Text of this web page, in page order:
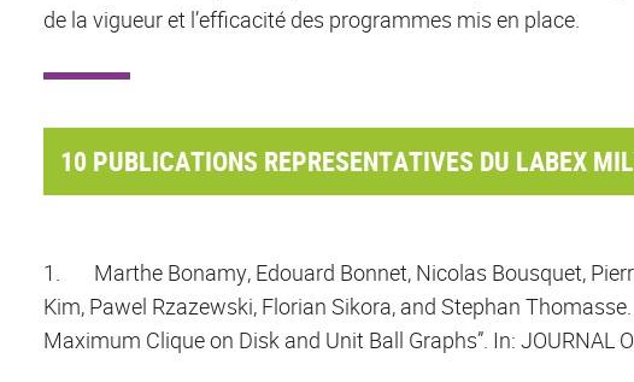
de la vigueur et l’efficacité des programmes mis en place.
10 PUBLICATIONS REPRESENTATIVES DU LABEX
1.
Marthe Bonamy, Edouard Bonnet, Nicolas Bousquet,
Kim, Pawel Rzazewski, Florian Sikora, and Stephan
Maximum Clique on Disk and Unit Ball Graphs”. In: JOURNAL